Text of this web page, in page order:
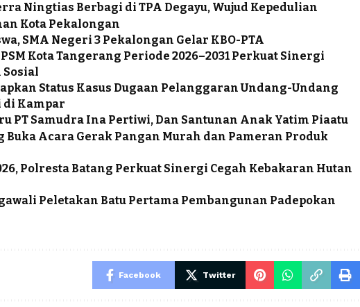
Ningtias Berbagi di TPA Degayu, Wujud Kepedulian
Kota Pekalongan
SMA Negeri 3 Pekalongan Gelar KBO-PTA
Kota Tangerang Periode 2026–2031 Perkuat Sinergi
Sosial
Status Kasus Dugaan Pelanggaran Undang-Undang
di Kampar
PT Samudra Ina Pertiwi, Dan Santunan Anak Yatim Piaatu
Buka Acara Gerak Pangan Murah dan Pameran Produk
Polresta Batang Perkuat Sinergi Cegah Kebakaran Hutan
Peletakan Batu Pertama Pembangunan Padepokan
Facebook Twitter